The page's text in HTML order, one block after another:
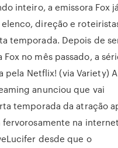
inteiro, a emissora Fox
direção e
temporada. Depois de
no mês passado, a
pela Netflix! (via Variety) A
anunciou que vai
temporada da atração
fervorosamente na
desde que o